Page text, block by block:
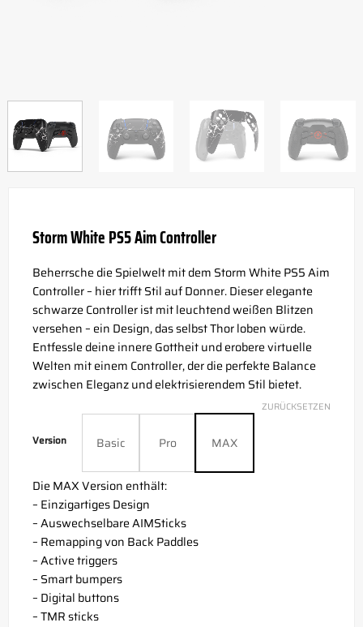
Storm White PS5 Aim Controller
Beherrsche die Spielwelt mit dem Storm White PS5 Aim
Controller – hier trifft Stil auf Donner. Dieser elegante
schwarze Controller ist mit leuchtend weißen Blitzen
versehen – ein Design, das selbst Thor loben würde.
Entfessle deine innere Gottheit und erobere virtuelle
Welten mit einem Controller, der die perfekte Balance
zwischen Eleganz und elektrisierendem Stil bietet.
Version Basic Pro MAX
ZURÜCKSETZEN
Die MAX Version enthält:
– Einzigartiges Design
– Auswechselbare AIMSticks
– Remapping von Back Paddles
– Active triggers
– Smart bumpers
– Digital buttons
– TMR sticks